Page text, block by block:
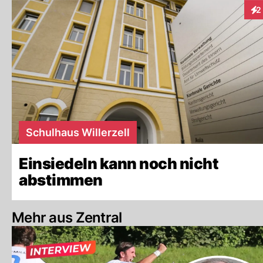
2
Schulhaus Willerzell
Einsiedeln kann noch nicht
abstimmen
Mehr aus Zentral